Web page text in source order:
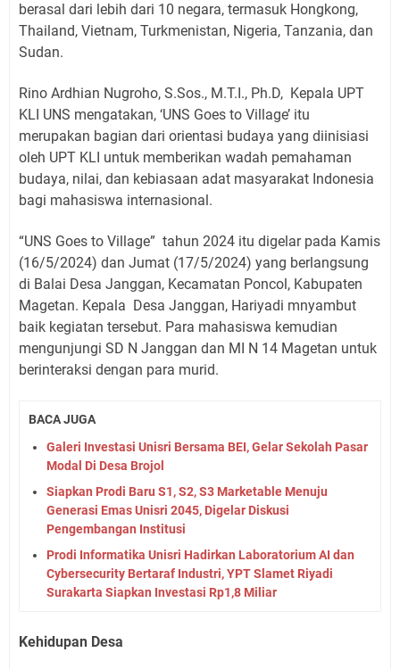
berasal dari lebih dari 10 negara, termasuk Hongkong,
Thailand, Vietnam, Turkmenistan, Nigeria, Tanzania, dan
Sudan.
Rino Ardhian Nugroho, S.Sos., M.T.I., Ph.D, Kepala UPT
KLI UNS mengatakan, ‘UNS Goes to Village’ itu
merupakan bagian dari orientasi budaya yang diinisiasi
oleh UPT KLI untuk memberikan wadah pemahaman
budaya, nilai, dan kebiasaan adat masyarakat Indonesia
bagi mahasiswa internasional.
“UNS Goes to Village” tahun 2024 itu digelar pada Kamis
(16/5/2024) dan Jumat (17/5/2024) yang berlangsung
di Balai Desa Janggan, Kecamatan Poncol, Kabupaten
Magetan. Kepala Desa Janggan, Hariyadi mnyambut
baik kegiatan tersebut. Para mahasiswa kemudian
mengunjungi SD N Janggan dan MI N 14 Magetan untuk
berinteraksi dengan para murid.
BACA JUGA
Galeri Investasi Unisri Bersama BEI, Gelar Sekolah Pasar
Modal Di Desa Brojol
Siapkan Prodi Baru S1, S2, S3 Marketable Menuju
Generasi Emas Unisri 2045, Digelar Diskusi
Pengembangan Institusi
Prodi Informatika Unisri Hadirkan Laboratorium AI dan
Cybersecurity Bertaraf Industri, YPT Slamet Riyadi
Surakarta Siapkan Investasi Rp1,8 Miliar
Kehidupan Desa